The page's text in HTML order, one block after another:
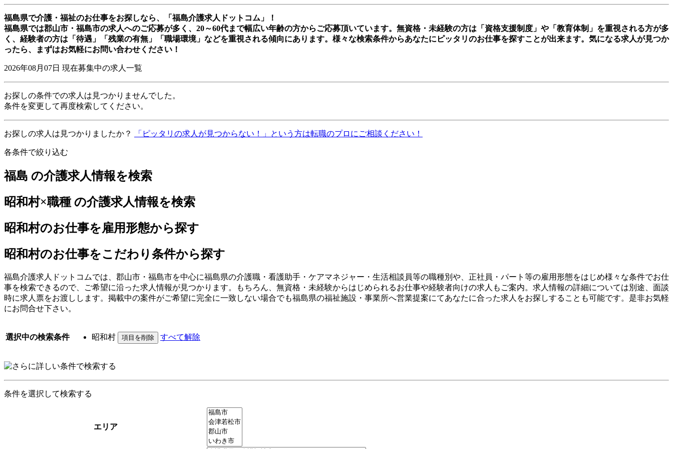
福島県で介護・福祉のお仕事をお探しなら、「福島介護求人ドットコム」！
福島県では郡山市・福島市の求人へのご応募が多く、20～60代まで幅広い年齢の方からご応募頂いています。無資格・未経験の方は「資格支援制度」や「教育体制」を重視される方が多
く、経験者の方は「待遇」「残業の有無」「職場環境」などを重視される傾向にあります。様々な検索条件からあなたにピッタリのお仕事を探すことが出来ます。気になる求人が見つか
ったら、まずはお気軽にお問い合わせください！
2026年08月07日 現在募集中の求人一覧
お探しの条件での求人は見つかりませんでした。
条件を変更して再度検索してください。
お探しの求人は見つかりましたか？ 「ピッタリの求人が見つからない！」という方は転職のプロにご相談ください！
各条件で絞り込む
福島 の介護求人情報を検索
昭和村×職種 の介護求人情報を検索
昭和村のお仕事を雇用形態から探す
昭和村のお仕事をこだわり条件から探す
福島介護求人ドットコムでは、郡山市・福島市を中心に福島県の介護職・看護助手・ケアマネジャー・生活相談員等の職種別や、正社員・パート等の雇用形態をはじめ様々な条件でお仕
事を検索できるので、ご希望に沿った求人情報が見つかります。もちろん、無資格・未経験からはじめられるお仕事や経験者向けの求人もご案内。求人情報の詳細については別途、面談
時に求人票をお渡しします。掲載中の案件がご希望に完全に一致しない場合でも福島県の福祉施設・事業所へ営業提案にてあなたに合った求人をお探しすることも可能です。是非お気軽
にお問合せ下さい。
選択中の検索条件 昭和村 すべて解除
条件を選択して検索する
エリア